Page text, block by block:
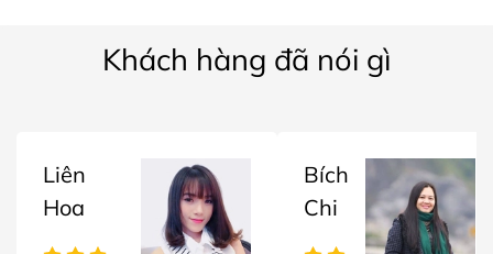
Khách hàng đã nói gì
Liên
Hoa
Bích
Chi